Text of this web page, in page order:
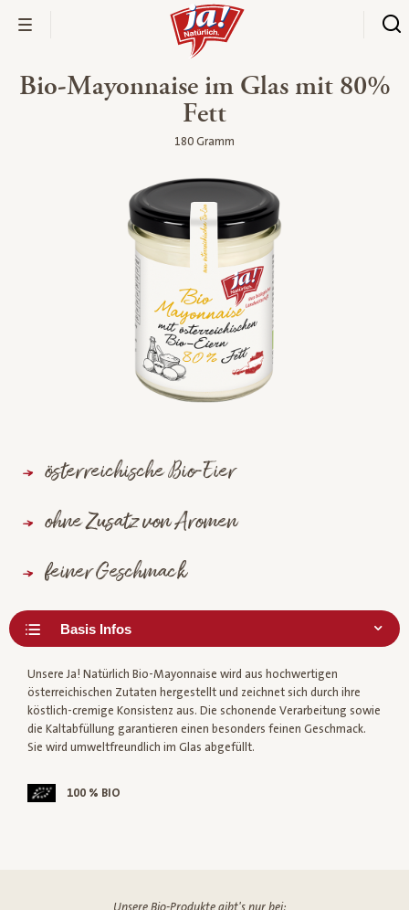
Bio-Mayonnaise im Glas mit 80%
Fett
180 Gramm
österreichische Bio-Eier
ohne Zusatz von Aromen
feiner Geschmack
Unsere Ja! Natürlich Bio-Mayonnaise wird aus hochwertigen
österreichischen Zutaten hergestellt und zeichnet sich durch ihre
köstlich-cremige Konsistenz aus. Die schonende Verarbeitung sowie
die Kaltabfüllung garantieren einen besonders feinen Geschmack.
Sie wird umweltfreundlich im Glas abgefüllt.
100 % BIO